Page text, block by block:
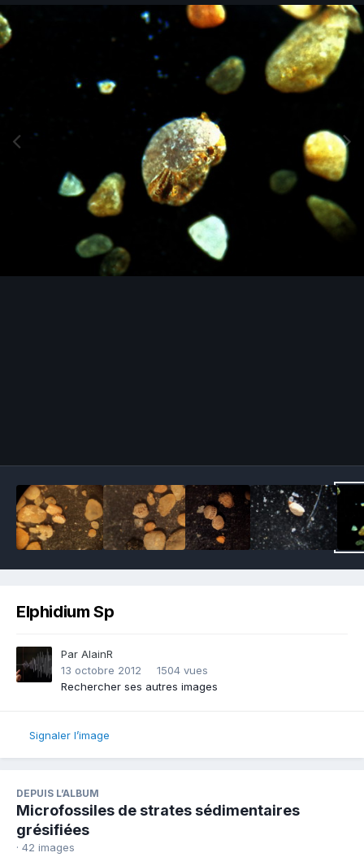
Elphidium Sp
Par AlainR
13 octobre 2012
1504 vues
Rechercher ses autres images
Signaler l’image
DEPUIS L’ALBUM
Microfossiles de strates sédimentaires
grésifiées
· 42 images